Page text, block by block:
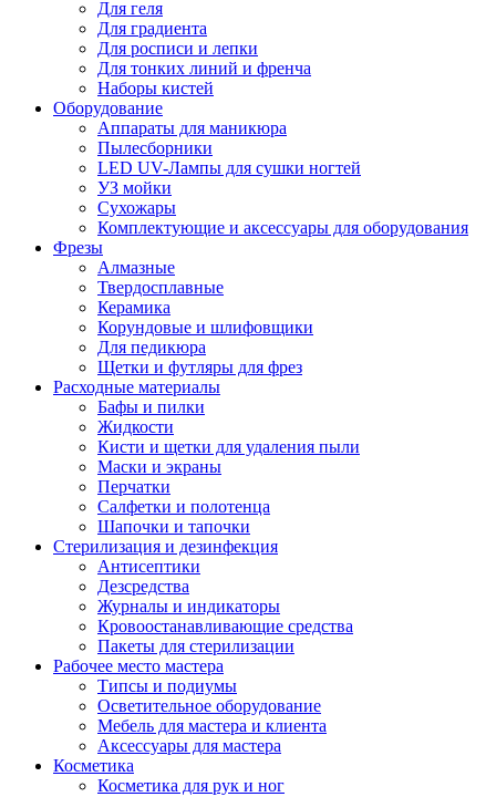
Для геля
Для градиента
Для росписи и лепки
Для тонких линий и френча
Наборы кистей
Оборудование
Аппараты для маникюра
Пылесборники
LED UV-Лампы для сушки ногтей
УЗ мойки
Сухожары
Комплектующие и аксессуары для оборудования
Фрезы
Алмазные
Твердосплавные
Керамика
Корундовые и шлифовщики
Для педикюра
Щетки и футляры для фрез
Расходные материалы
Бафы и пилки
Жидкости
Кисти и щетки для удаления пыли
Маски и экраны
Перчатки
Салфетки и полотенца
Шапочки и тапочки
Стерилизация и дезинфекция
Антисептики
Дезсредства
Журналы и индикаторы
Кровоостанавливающие средства
Пакеты для стерилизации
Рабочее место мастера
Типсы и подиумы
Осветительное оборудование
Мебель для мастера и клиента
Аксессуары для мастера
Косметика
Косметика для рук и ног